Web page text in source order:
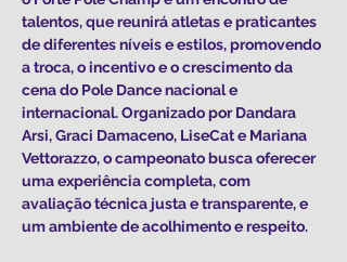
talentos, que reunirá atletas e praticantes
de diferentes níveis e estilos, promovendo
a troca, o incentivo e o crescimento da
cena do Pole Dance nacional e
internacional. Organizado por Dandara
Arsi, Graci Damaceno, LiseCat e Mariana
Vettorazzo, o campeonato busca oferecer
uma experiência completa, com
avaliação técnica justa e transparente, e
um ambiente de acolhimento e respeito.